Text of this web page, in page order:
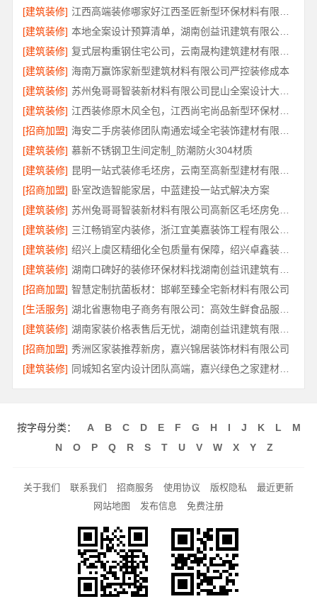
[建筑装修]
[建筑装修]
本地全案设计预算清单，湖南创益讯建筑有限公司透明化服务
[建筑装修]
[建筑装修] 海南万赢饰家新型建筑材料有限公司严控装修成本
[建筑装修]
苏州兔哥哥智装新材料有限公司昆山全案设计大平层快速施工
[建筑装修]
江西装修原木风全包，江西尚宅尚品新型环保材料有限公司一站式服务
[招商加盟]
[建筑装修] 慕新不锈钢卫生间定制_防潮防火304材质
[建筑装修]
[招商加盟] 卧室改造智能家居，中蓝建投一站式解决方案
[建筑装修]
[建筑装修]
三江畅销室内装修，浙江宜美嘉装饰工程有限公司专业推荐
[建筑装修]
绍兴上虞区精细化全包质量有保障，绍兴卓鑫装饰材料有限公司放心
[建筑装修]
[招商加盟] 智慧定制抗菌板材：邯郸至臻全宅新材料有限公司
[生活服务]
[建筑装修]
[招商加盟] 秀洲区家装推荐新房，嘉兴锦居装饰材料有限公司
[建筑装修]
同城知名室内设计团队高端，嘉兴绿色之家建材科技有限公司
按字母分类： A B C D E F G H I J K L
M
N
O P Q R S T U V W X Y Z
关于我们 联系我们 招商服务 使用协议 版权隐私
最近更新
网站地图
发布信息 免费注册